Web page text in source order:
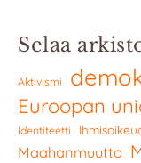
Selaa
Aktivismi
Euroopan
Identiteetti
Maahanmuutto